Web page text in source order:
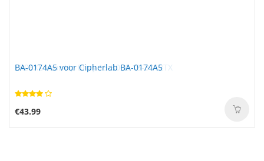
BA-0174A5 voor Cipherlab BA-0174A5
€43.99